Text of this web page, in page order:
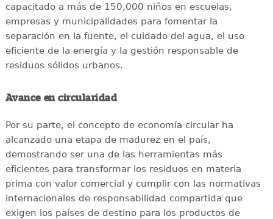
capacitado a más de 150,000 niños en escuelas,
empresas y municipalidades para fomentar la
separación en la fuente, el cuidado del agua, el uso
eficiente de la energía y la gestión responsable de
residuos sólidos urbanos.
Avance en circularidad
Por su parte, el concepto de economía circular ha
alcanzado una etapa de madurez en el país,
demostrando ser una de las herramientas más
eficientes para transformar los residuos en materia
prima con valor comercial y cumplir con las normativas
internacionales de responsabilidad compartida que
exigen los países de destino para los productos de